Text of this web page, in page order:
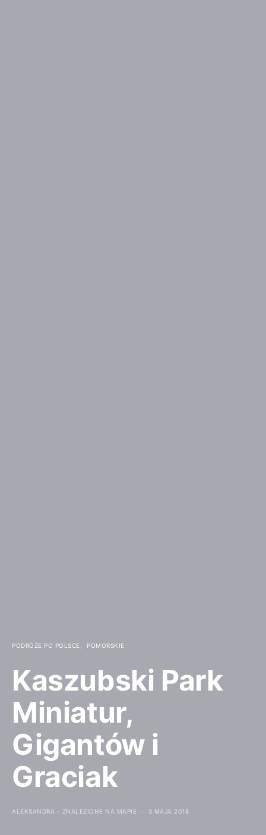
PODRÓŻE PO POLSCE POMORSKIE
Kaszubski Park
Miniatur,
Gigantów i
Graciak
ALEKSANDRA - ZNALEZIONE NA MAPIE 3 MAJA 2018